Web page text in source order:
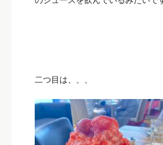
二つ目は、、、